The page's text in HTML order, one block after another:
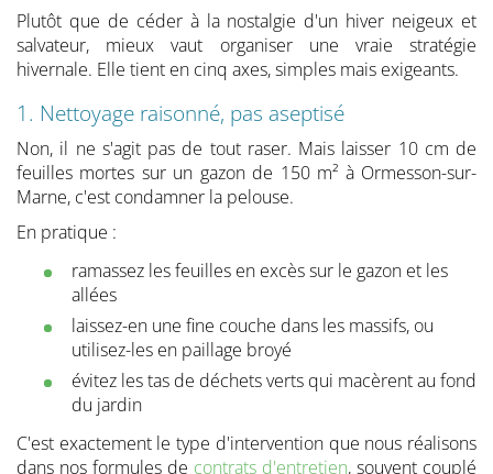
Plutôt que de céder à la nostalgie d'un hiver neigeux et
salvateur, mieux vaut organiser une vraie stratégie
hivernale. Elle tient en cinq axes, simples mais exigeants.
1. Nettoyage raisonné, pas aseptisé
Non, il ne s'agit pas de tout raser. Mais laisser 10 cm de
feuilles mortes sur un gazon de 150 m² à Ormesson-sur-
Marne, c'est condamner la pelouse.
En pratique :
ramassez les feuilles en excès sur le gazon et les
allées
laissez-en une fine couche dans les massifs, ou
utilisez-les en paillage broyé
évitez les tas de déchets verts qui macèrent au fond
du jardin
C'est exactement le type d'intervention que nous réalisons
dans nos formules de contrats d'entretien, souvent couplé